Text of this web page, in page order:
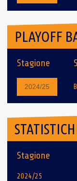
PLAYOFF
Stagione
2024/25
Stagione
2024/25